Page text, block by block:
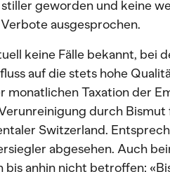
geworden und keine
ausgesprochen.
keine Fälle bekannt, bei
auf die stets hohe
monatlichen Taxation der
durch
Switzerland.
abgesehen. Auch
anhin nicht betroffen: